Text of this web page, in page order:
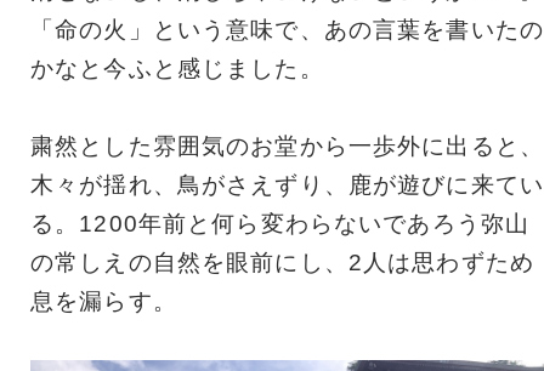
「命の火」という意味で、あの言葉を書いたの
かなと今ふと感じました。
粛然とした雰囲気のお堂から一歩外に出ると、
木々が揺れ、鳥がさえずり、鹿が遊びに来てい
る。1200年前と何ら変わらないであろう弥山
の常しえの自然を眼前にし、2人は思わずため
息を漏らす。